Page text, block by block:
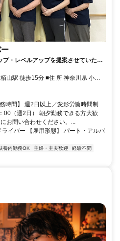
・レベルアップを提案させていただ
分 ■住 所 神奈川県 小田
クセス 小田急小田原線栢山駅 徒歩15分
時間】 週2日以上／変形労働時間制
（週2日） 朝夕勤務できる方大歓
お問い合わせください。...
ライバー 【雇用形態】 パート・アルバ
養内勤務OK 主婦・主夫歓迎
経験不問